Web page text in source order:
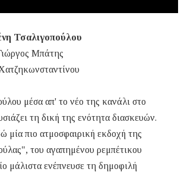
Τσαλιγοπούλου
Μπάτης
μέσα απ' το νέο της κανάλι στο
τη δική της ενότητα διασκευών.
μία πιο ατμοσφαιρική εκδοχή της
του αγαπημένου ρεμπέτικου
μάλιστα ενέπνευσε τη δημοφιλή